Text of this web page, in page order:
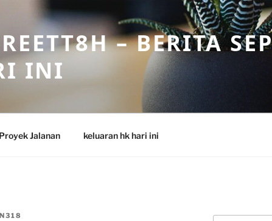
– BERITA
INI
Proyek Jalanan keluaran hk hari ini